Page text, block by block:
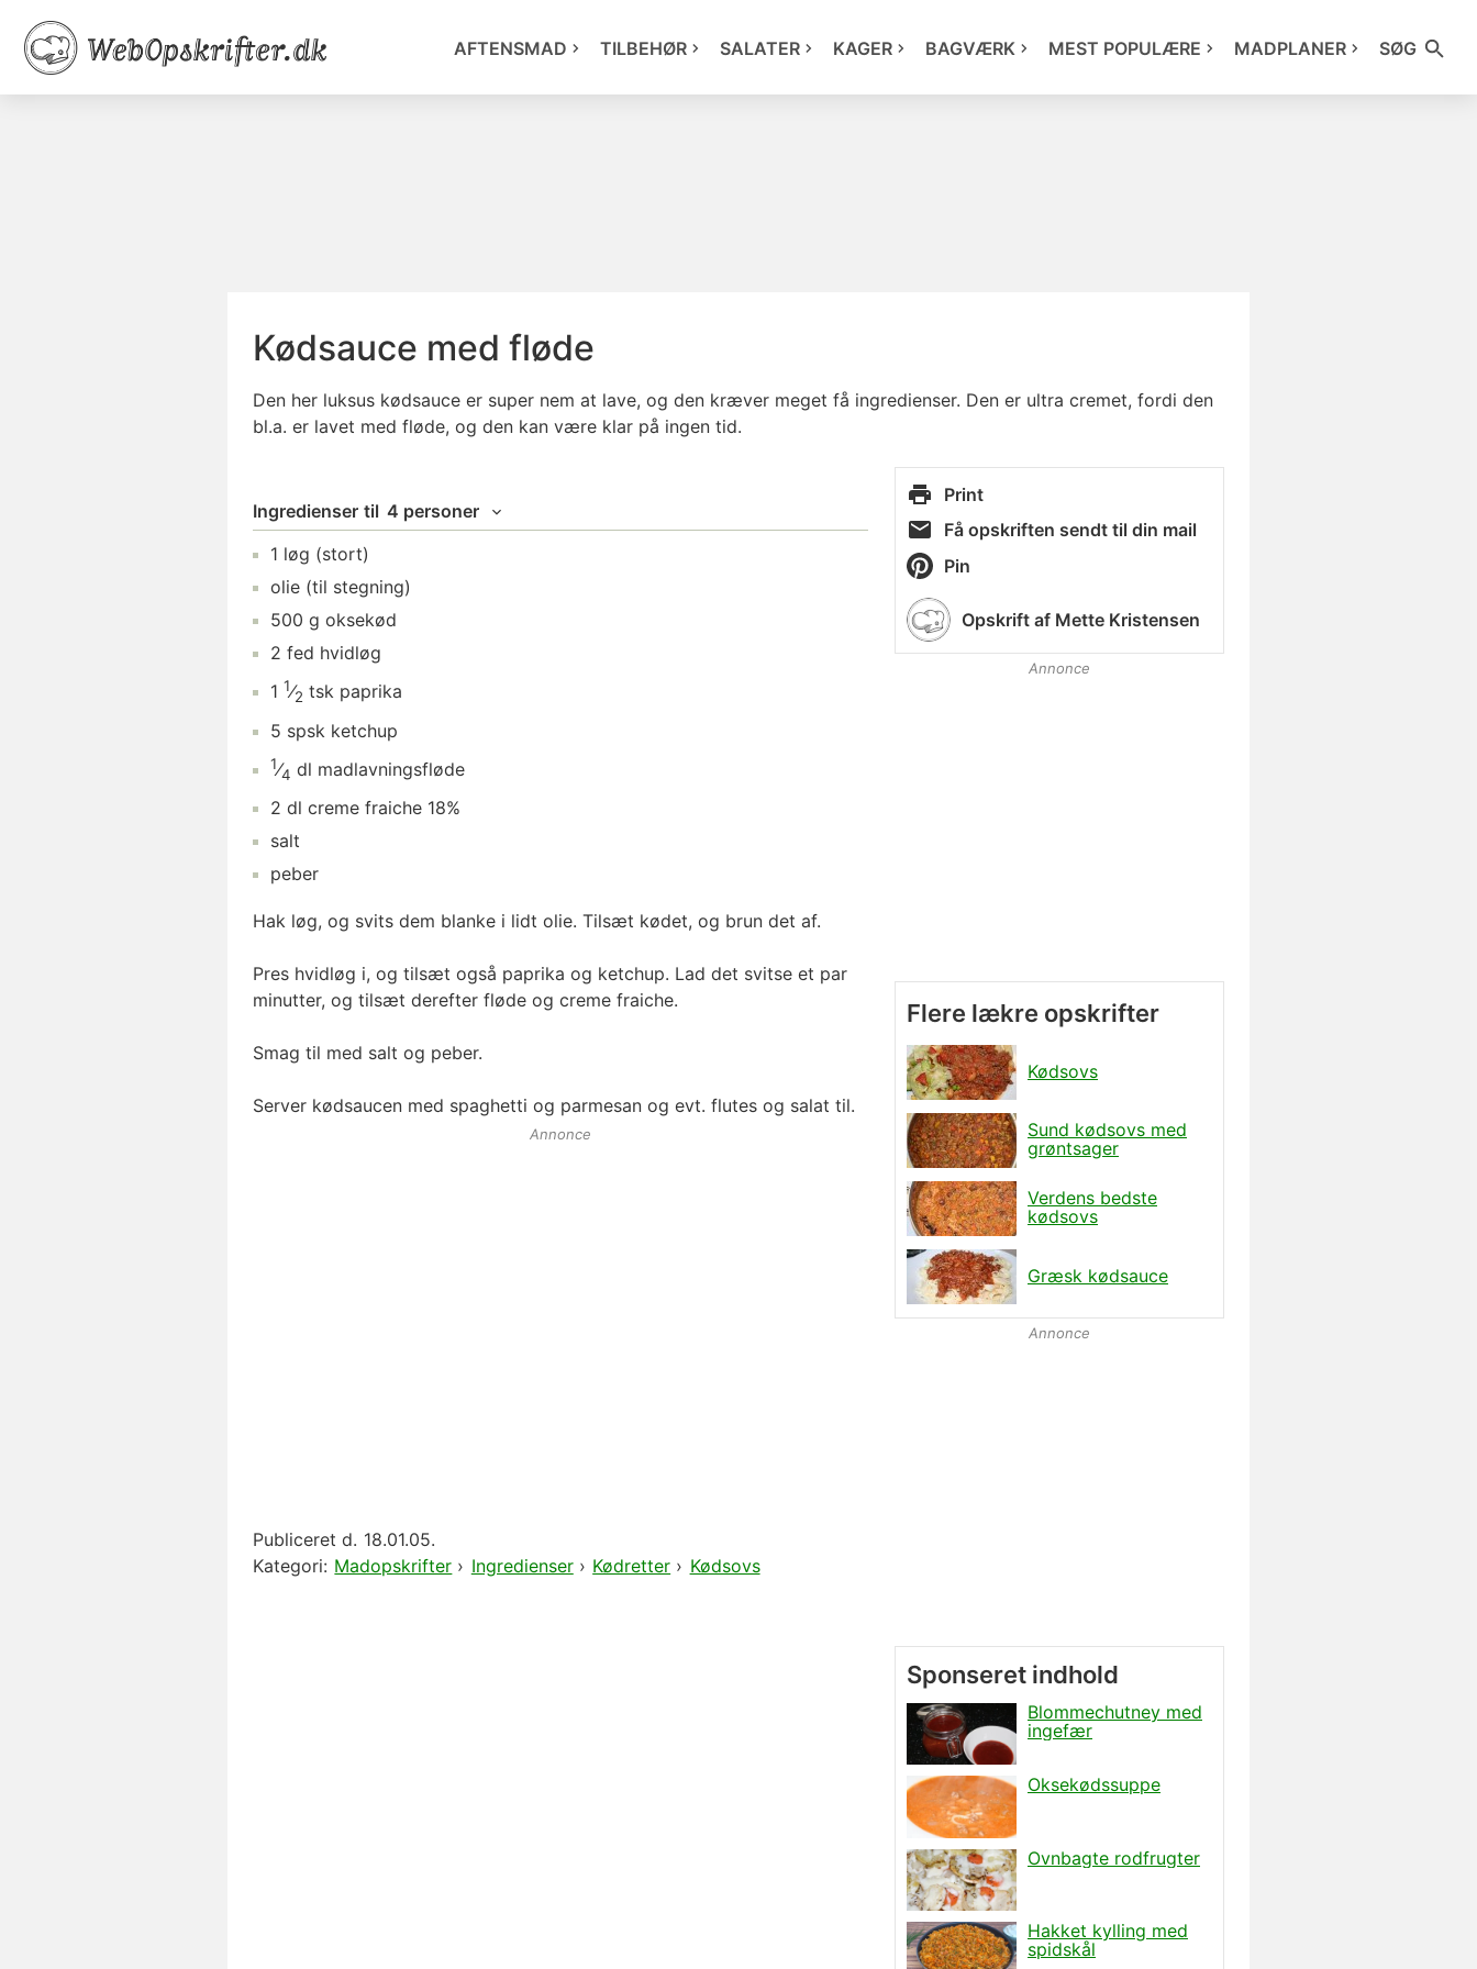
AFTENSMAD TILBEHØR SALATER KAGER BAGVÆRK MEST POPULÆRE MADPLANER SØG
Kødsauce med fløde
Den her luksus kødsauce er super nem at lave, og den kræver meget få ingredienser. Den er ultra cremet, fordi den
bl.a. er lavet med fløde, og den kan være klar på ingen tid.
Ingredienser til 4 personer
1 løg (stort)
olie (til stegning)
500 g oksekød
2 fed hvidløg
1 1⁄2 tsk paprika
5 spsk ketchup
1⁄4 dl madlavningsfløde
2 dl creme fraiche 18%
salt
peber
Hak løg, og svits dem blanke i lidt olie. Tilsæt kødet, og brun det af.
Pres hvidløg i, og tilsæt også paprika og ketchup. Lad det svitse et par
minutter, og tilsæt derefter fløde og creme fraiche.
Smag til med salt og peber.
Server kødsaucen med spaghetti og parmesan og evt. flutes og salat til.
Annonce
Publiceret d. 18.01.05.
Kategori: Madopskrifter › Ingredienser› Kødretter › Kødsovs
Print
Få opskriften sendt til din mail
Pin
Opskrift af Mette Kristensen
Annonce
Flere lækre opskrifter
Kødsovs
Sund kødsovs med
grøntsager
Verdens bedste
kødsovs
Græsk kødsauce
Annonce